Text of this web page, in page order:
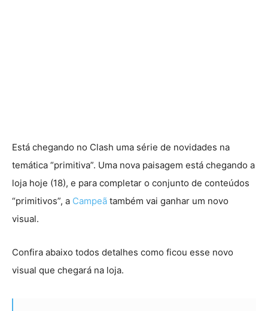
Está chegando no Clash uma série de novidades na
temática “primitiva”. Uma nova paisagem está chegando a
loja hoje (18), e para completar o conjunto de conteúdos
“primitivos”, a Campeã também vai ganhar um novo
visual.
Confira abaixo todos detalhes como ficou esse novo
visual que chegará na loja.